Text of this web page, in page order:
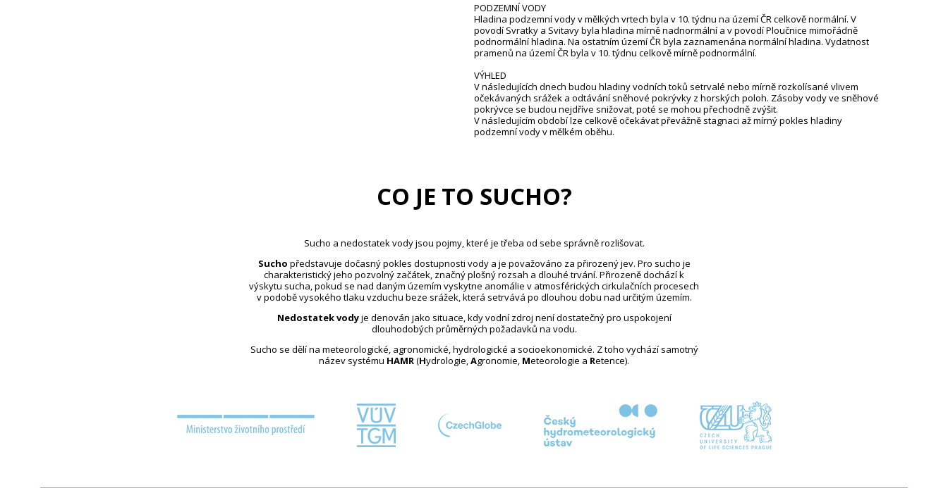
PODZEMNÍ VODY
Hladina podzemní vody v mělkých vrtech byla v 10. týdnu na území ČR celkově normální. V
povodí Svratky a Svitavy byla hladina mírně nadnormální a v povodí Ploučnice mimořádně
podnormální hladina. Na ostatním území ČR byla zaznamenána normální hladina. Vydatnost
pramenů na území ČR byla v 10. týdnu celkově mírně podnormální.
VÝHLED
V následujících dnech budou hladiny vodních toků setrvalé nebo mírně rozkolísané vlivem
očekávaných srážek a odtávání sněhové pokrývky z horských poloh. Zásoby vody ve sněhové
pokrývce se budou nejdříve snižovat, poté se mohou přechodně zvýšit.
V následujícím období lze celkově očekávat převážně stagnaci až mírný pokles hladiny
podzemní vody v mělkém oběhu.
CO JE TO SUCHO?
Sucho a nedostatek vody jsou pojmy, které je třeba od sebe správně rozlišovat.
Sucho představuje dočasný pokles dostupnosti vody a je považováno za přirozený jev. Pro sucho je
charakteristický jeho pozvolný začátek, značný plošný rozsah a dlouhé trvání. Přirozeně dochází k
výskytu sucha, pokud se nad daným územím vyskytne anomálie v atmosférických cirkulačních procesech
v podobě vysokého tlaku vzduchu beze srážek, která setrvává po dlouhou dobu nad určitým územím.
Nedostatek vodyje definován jako situace, kdy vodní zdroj není dostatečný pro uspokojení
dlouhodobých průměrných požadavků na vodu.
Sucho se dělí na meteorologické, agronomické, hydrologické a socioekonomické. Z toho vychází samotný
název systému HAMR(Hydrologie,Agronomie, Meteorologie a Retence).